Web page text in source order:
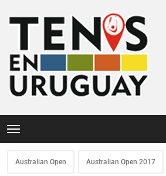
Australian Open Australian Open 2017